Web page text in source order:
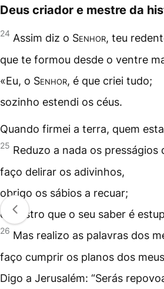
Deus criador e mestre da
24 Assim diz o Senhor, teu
que te formou desde o ventre
«Eu, o Senhor, é que criei tudo;
sozinho estendi os céus.
Quando firmei a terra, quem
25 Reduzo a nada os presságios
faço delirar os adivinhos,
obrigo os sábios a recuar;
e mostro que o seu saber é
26 Mas realizo as palavras dos
faço cumprir os planos dos
Digo a Jerusalém: “Serás